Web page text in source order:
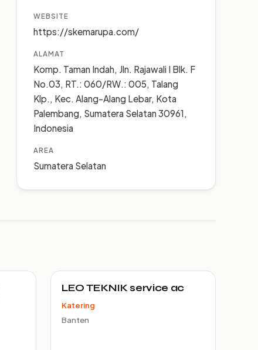
WEBSITE
https://skemarupa.com/
ALAMAT
Komp. Taman Indah, Jln. Rajawali I Blk. F
No.03, RT.: 060/RW.: 005, Talang
Klp., Kec. Alang-Alang Lebar, Kota
Palembang, Sumatera Selatan 30961,
Indonesia
AREA
Sumatera Selatan
LEO TEKNIK service ac
Katering
Banten